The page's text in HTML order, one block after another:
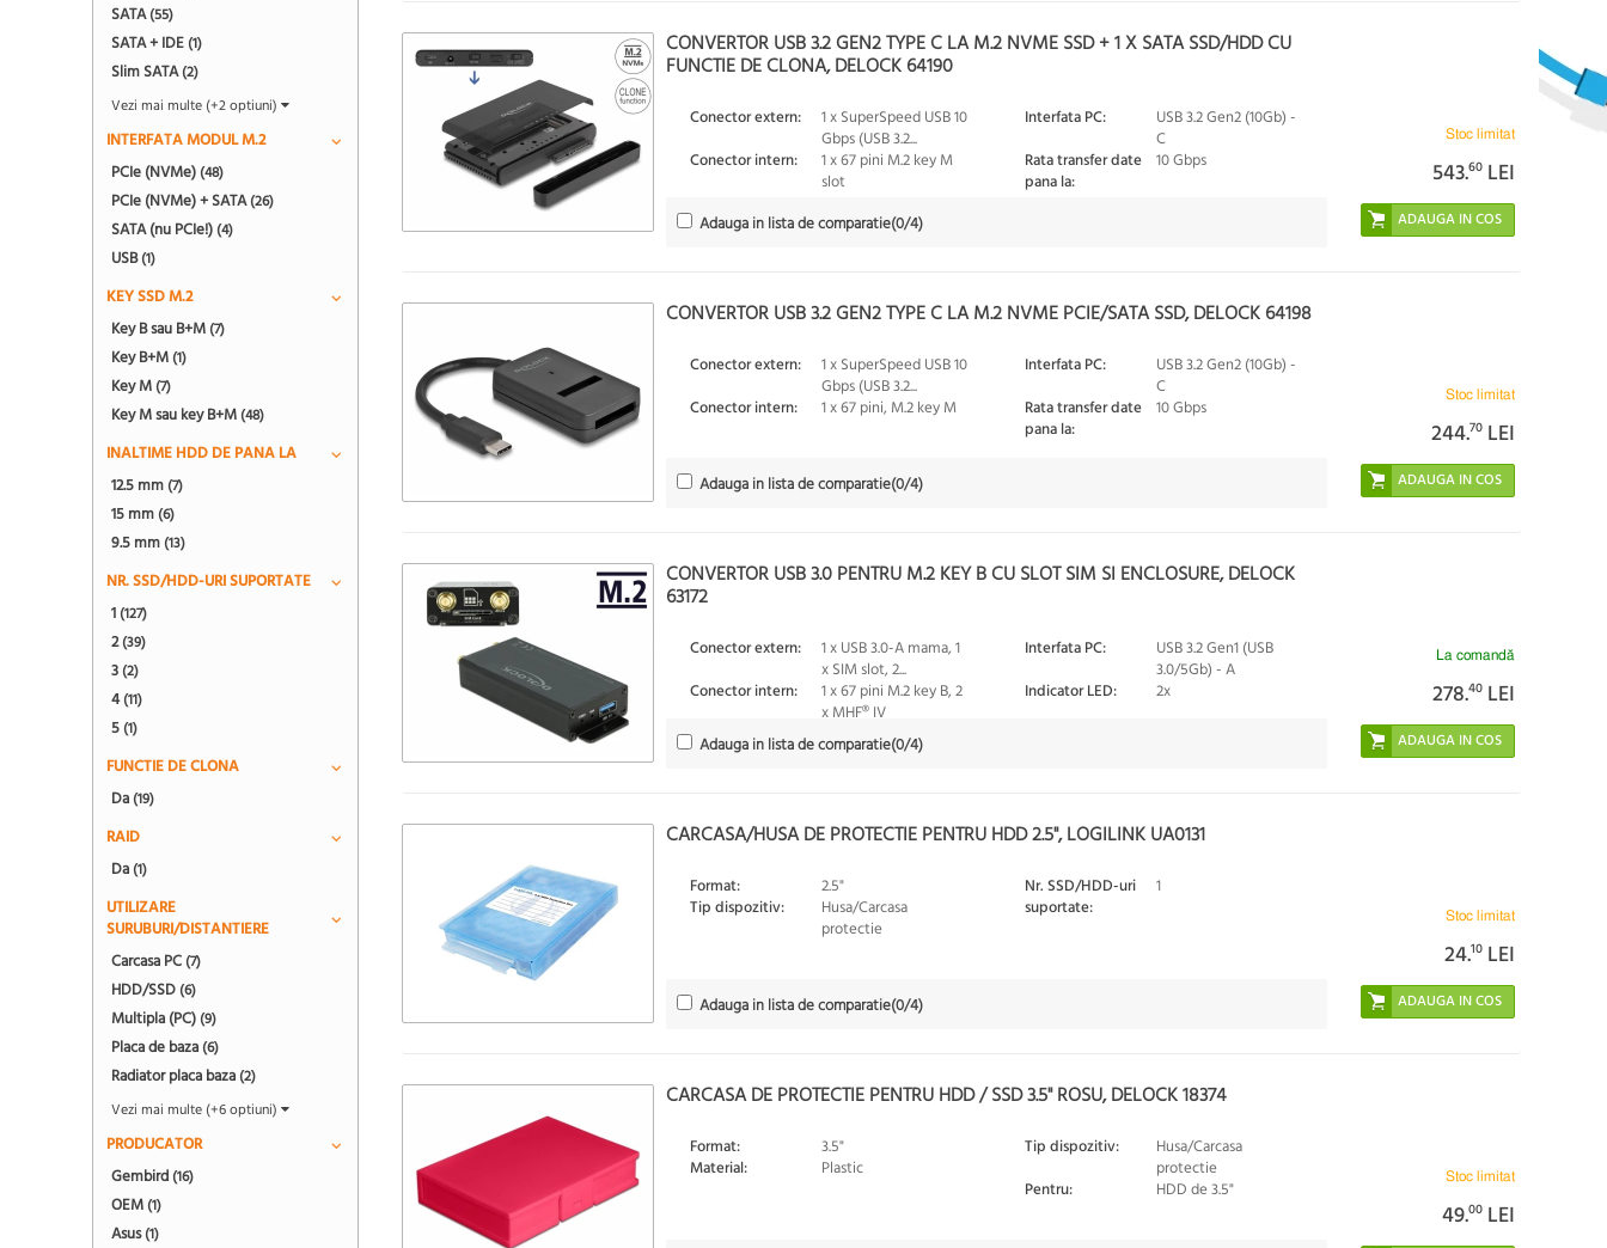
CONVERTOR USB 3.2 GEN2 TYPE C LA M.2 NVME SSD + 1 X SATA SSD/HDD CU
FUNCTIE DE CLONA, DELOCK 64190
Conector extern:
1 x SuperSpeed USB 10
Gbps (USB 3.2...
Conector intern:
1 x 67 pini M.2 key M
slot
Interfata PC:
USB 3.2 Gen2 (10Gb) -
C
Rata transfer date
pana la:
10 Gbps
Adauga in lista de comparatie(0/4)
Stoc limitat
543.60 LEI
CONVERTOR USB 3.2 GEN2 TYPE C LA M.2 NVME PCIE/SATA SSD, DELOCK 64198
Conector extern:
1 x SuperSpeed USB 10
Gbps (USB 3.2...
Conector intern:
1 x 67 pini, M.2 key M
Interfata PC:
USB 3.2 Gen2 (10Gb) -
C
Rata transfer date
pana la:
10 Gbps
Adauga in lista de comparatie(0/4)
Stoc limitat
244.70 LEI
CONVERTOR USB 3.0 PENTRU M.2 KEY B CU SLOT SIM SI ENCLOSURE, DELOCK
63172
Conector extern:
1 x USB 3.0-A mama, 1
x SIM slot, 2...
Conector intern:
1 x 67 pini M.2 key B, 2
x MHF® IV
Interfata PC:
USB 3.2 Gen1 (USB
3.0/5Gb) - A
Indicator LED:
2x
Adauga in lista de comparatie(0/4)
La comandă
278.40 LEI
CARCASA/HUSA DE PROTECTIE PENTRU HDD 2.5", LOGILINK UA0131
Format:
2.5"
Tip dispozitiv:
Husa/Carcasa
protectie
Nr. SSD/HDD-uri
suportate:
1
Adauga in lista de comparatie(0/4)
Stoc limitat
24.10 LEI
CARCASA DE PROTECTIE PENTRU HDD / SSD 3.5" ROSU, DELOCK 18374
Format:
3.5"
Material:
Plastic
Tip dispozitiv:
Husa/Carcasa
protectie
Pentru:
HDD de 3.5"
Stoc limitat
49.00 LEI
SATA(55)
SATA + IDE (1)
Slim SATA(2)
Vezi mai multe (+2 optiuni)
INTERFATA MODUL M.2
PCIe (NVMe) (48)
PCIe (NVMe) + SATA(26)
SATA (nu PCIe!) (4)
USB(1)
KEY SSD M.2
Key B sau B+M (7)
Key B+M (1)
Key M (7)
Key M sau key B+M (48)
INALTIME HDD DE PANA LA
12.5 mm (7)
15 mm (6)
9.5 mm (13)
NR. SSD/HDD-URI SUPORTATE
1 (127)
2(39)
3 (2)
4(11)
5 (1)
FUNCTIE DE CLONA
Da (19)
RAID
Da (1)
UTILIZARE
SURUBURI/DISTANTIERE
Carcasa PC (7)
HDD/SSD (6)
Multipla (PC) (9)
Placa de baza (6)
Radiator placa baza (2)
Vezi mai multe (+6 optiuni)
PRODUCATOR
Gembird (16)
OEM (1)
Asus(1)